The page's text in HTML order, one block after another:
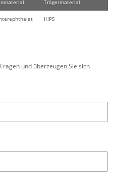
Trägermaterial
HIPS
und überzeugen Sie sich